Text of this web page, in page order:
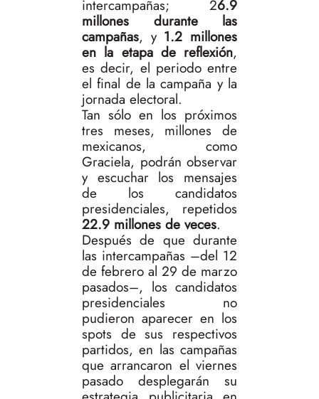
intercampañas; 26.9
millones durante las
campañas, y 1.2 millones
en la etapa de reflexión,
es decir, el periodo entre
el final de la campaña y la
jornada electoral.
Tan sólo en los próximos
tres meses, millones de
mexicanos, como
Graciela, podrán observar
y escuchar los mensajes
de los candidatos
presidenciales, repetidos
22.9 millones de veces.
Después de que durante
las intercampañas –del 12
de febrero al 29 de marzo
pasados–, los candidatos
presidenciales no
pudieron aparecer en los
spots de sus respectivos
partidos, en las campañas
que arrancaron el viernes
pasado desplegarán su